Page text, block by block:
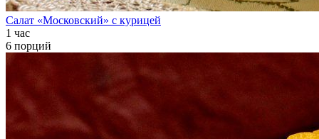
Салат «Московский» с курицей
1 час
6 порций